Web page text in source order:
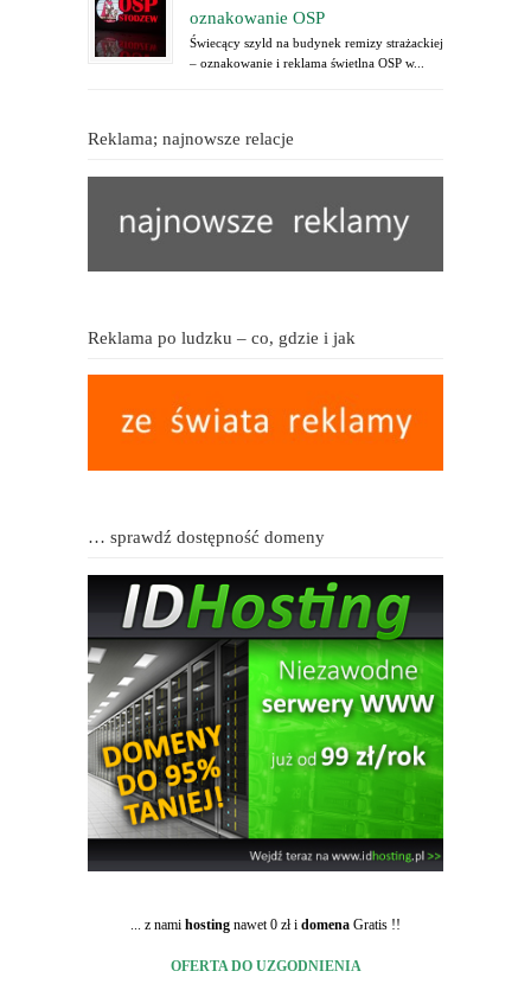
oznakowanie OSP
Świecący szyld na budynek remizy strażackiej
– oznakowanie i reklama świetlna OSP w...
Reklama; najnowsze relacje
Reklama po ludzku – co, gdzie i jak
… sprawdź dostępność domeny
... z nami hosting nawet 0 zł i domena Gratis !!
OFERTA DO UZGODNIENIA